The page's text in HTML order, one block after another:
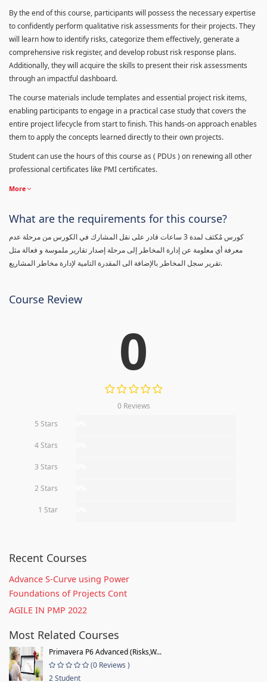
By the end of this course, participants will possess the necessary expertise
to confidently perform qualitative risk assessments for their projects. They
will learn how to identify risks, categorize them effectively, generate a
comprehensive risk register, and develop robust risk response plans.
Additionally, they will acquire the skills to present their risk assessments
through an impactful dashboard.
The course materials include templates and essential project risk items,
enabling participants to engage in a practical case study that covers the
entire project lifecycle from start to finish. This hands-on approach enables
them to apply the concepts learned directly to their own projects.
Student can use the hours of this course as ( PDUs ) on renewing all other
professional certificates like PMI certificates.
More
What are the requirements for this course?
كورس مٌكثف لمدة 3 ساعات قادر على نقل المشارك في الكورس من مرحلة عدم
معرفة أي معلومة عن إدارة المخاطر إلى مرحلة إصدار تقارير ملموسة و فعالة مثل
تقرير سجل المخاطر بالإضافة الى المقدرة التامية لإدارة مخاطر المشاريع.
Course Review
0
0 Reviews
5 Stars
4 Stars
3 Stars
2 Stars
1 Star
Recent Courses
Advance S-Curve using Power
Foundations of Projects Cont
AGILE IN PMP 2022
Most Related Courses
Primavera P6 Advanced (Risks,W...
(0 Reviews )
2 Student